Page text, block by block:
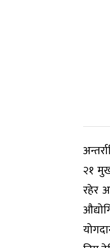
२१
रहेर